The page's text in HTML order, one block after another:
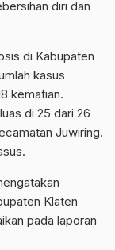
diri dan
di Kabupaten
kasus
kematian.
di 25 dari 26
Juwiring.
Klaten
pada laporan